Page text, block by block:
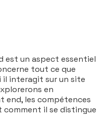
est un aspect essentiel
tout ce que
interagit sur un site
en
end, les compétences
comment il se distingue